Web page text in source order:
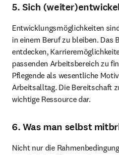
5. Sich
Entwicklungsmöglichkeiten
in einem Beruf zu bleiben. Das
entdecken,
passenden Arbeitsbereich zu
Pflegende als wesentliche
Arbeitsalltag. Die Bereitschaft
wichtige Ressource dar.
6. Was man selbst
Nicht nur die